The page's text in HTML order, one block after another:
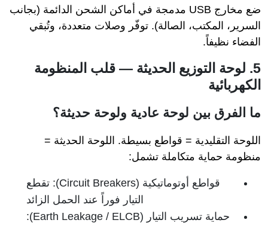
ضع مخارج USB مدمجة في أماكن الشحن الدائمة (بجانب
السرير، المكتب، الصالة). توفّر وصلات متعددة، وتُبقي
الفضاء نظيفاً.
5. لوحة التوزيع الحديثة — قلب المنظومة
الكهربائية
ما الفرق بين لوحة عادية ولوحة حديثة؟
اللوحة التقليدية = قواطع بسيطة. اللوحة الحديثة =
منظومة حماية متكاملة تشمل:
قواطع أوتوماتيكية (Circuit Breakers): تقطع
التيار فوراً عند الحمل الزائد
حماية تسريب التيار (Earth Leakage / ELCB):